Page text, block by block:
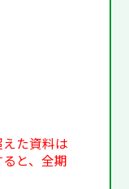
た資料は
と、全期